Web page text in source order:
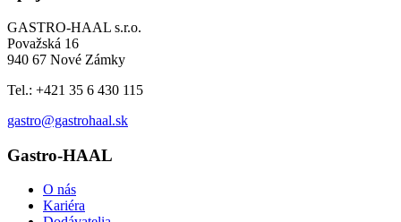
GASTRO-HAAL s.r.o.
Považská 16
940 67 Nové Zámky
Tel.: +421 35 6 430 115
gastro@gastrohaal.sk
Gastro-HAAL
O nás
Kariéra